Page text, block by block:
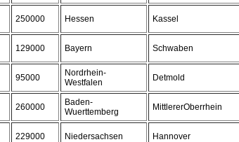
250000 Hessen Kassel
129000 Bayern Schwaben
95000
Nordrhein-
Westfalen
Detmold
260000
Baden-
Wuerttemberg
MittlererOberrhein
229000 Niedersachsen Hannover